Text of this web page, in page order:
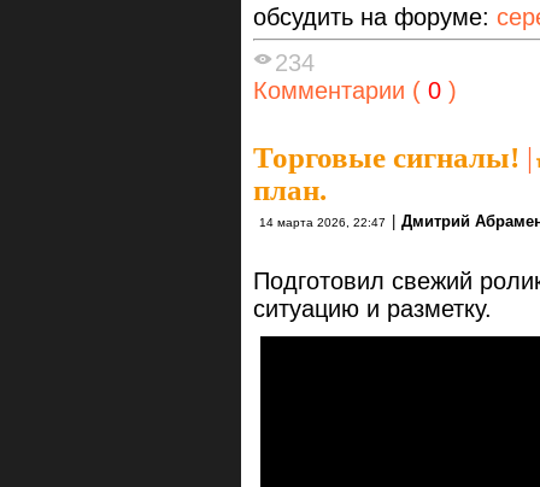
обсудить на форуме:
234
Комментарии ( 0 )
Торговые сигналы! |
план.
14 марта 2026, 22:47 Дмитрий
Подготовил свежий
ситуацию и разметку.